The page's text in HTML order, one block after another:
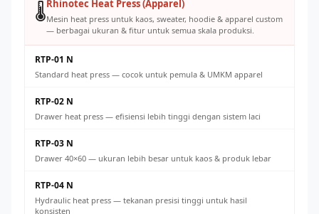
🌡️Rhinotec Heat Press (Apparel)
Mesin heat press untuk kaos, sweater, hoodie & apparel custom
— berbagai ukuran & fitur untuk semua skala produksi.
RTP-01 N
Standard heat press — cocok untuk pemula & UMKM apparel
RTP-02 N
Drawer heat press — efisiensi lebih tinggi dengan sistem laci
RTP-03 N
Drawer 40×60 — ukuran lebih besar untuk kaos & produk lebar
RTP-04 N
Hydraulic heat press — tekanan presisi tinggi untuk hasil
konsisten